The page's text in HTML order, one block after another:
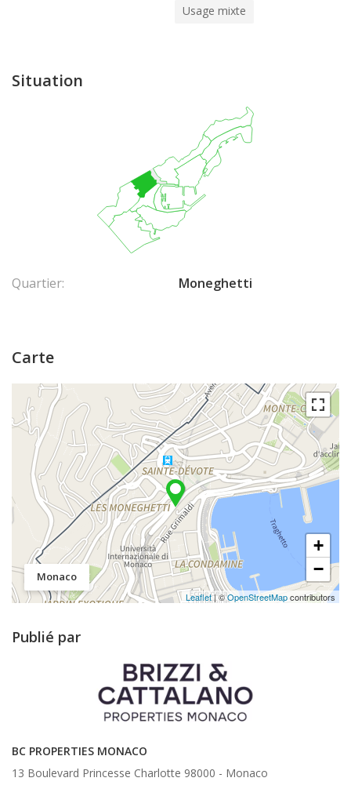
Usage mixte
Situation
Quartier: Moneghetti
Carte
Monaco
+
−
Leaflet| ©OpenStreetMapcontributors
Publié par
BC PROPERTIES MONACO
13 Boulevard Princesse Charlotte 98000 - Monaco